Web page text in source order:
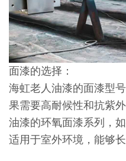
面漆的选择：
海虹老人油漆的面漆型
果需要高耐候性和抗紫
油漆的环氧面漆系列，
适用于室外环境，能够